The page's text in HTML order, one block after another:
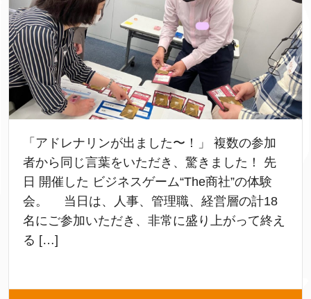
「アドレナリンが出ました〜！」 複数の参加
者から同じ言葉をいただき、驚きました！ 先
日 開催した ビジネスゲーム“The商社”の体験
会。 当日は、人事、管理職、経営層の計18
名にご参加いただき、非常に盛り上がって終え
る […]